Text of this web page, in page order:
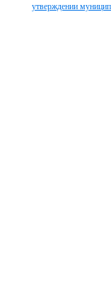
утверждении